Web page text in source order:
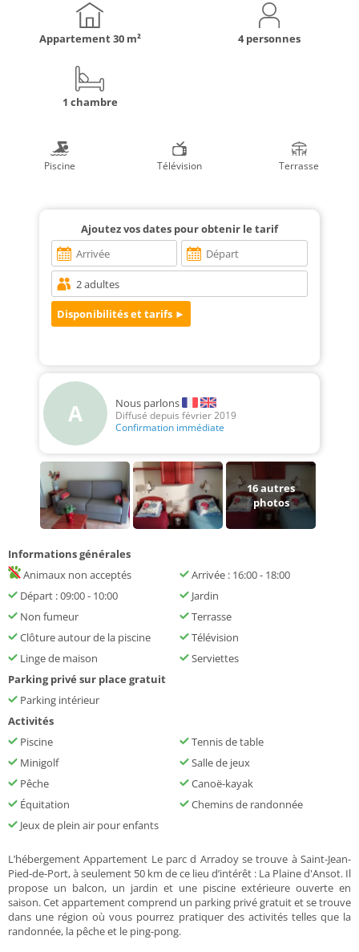
Appartement30 m² 4 personnes
1 chambre
Piscine Télévision Terrasse
Ajoutez vos dates pour obtenir le tarif
A Nous parlons
Diffusé depuis février 2019
Confirmation immédiate
16autres
photos
Informations générales
Animaux non acceptés
Arrivée : 16:00 - 18:00
Départ : 09:00 - 10:00
Jardin
Non fumeur
Terrasse
Clôture autour de la piscine
Télévision
Linge de maison
Serviettes
Parking privé sur place gratuit
Parking intérieur
Activités
Piscine
Tennis de table
Minigolf
Salle de jeux
Pêche
Canoë-kayak
Équitation
Chemins de randonnée
Jeux de plein air pour enfants
L’hébergement Appartement Le parc d Arradoy se trouve à Saint-Jean-
Pied-de-Port, à seulement 50 km de ce lieu d’intérêt : La Plaine d'Ansot. Il
propose un balcon, un jardin et une piscine extérieure ouverte en
saison. Cet appartement comprend un parking privé gratuit et se trouve
dans une région où vous pourrez pratiquer des activités telles que la
randonnée, la pêche et le ping-pong.